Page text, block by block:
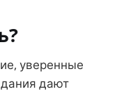
уверенные
дают